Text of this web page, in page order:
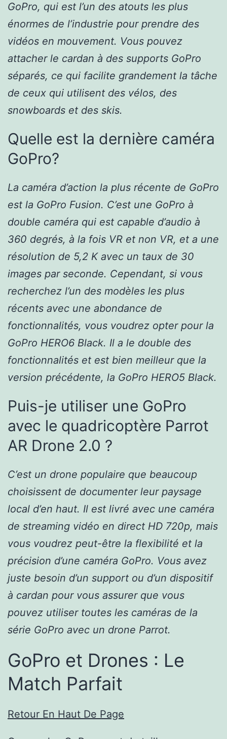
GoPro, qui est l’un des atouts les plus
énormes de l’industrie pour prendre des
vidéos en mouvement. Vous pouvez
attacher le cardan à des supports GoPro
séparés, ce qui facilite grandement la tâche
de ceux qui utilisent des vélos, des
snowboards et des skis.
Quelle est la dernière caméra
GoPro?
La caméra d’action la plus récente de GoPro
est la GoPro Fusion. C’est une GoPro à
double caméra qui est capable d’audio à
360 degrés, à la fois VR et non VR, et a une
résolution de 5,2 K avec un taux de 30
images par seconde. Cependant, si vous
recherchez l’un des modèles les plus
récents avec une abondance de
fonctionnalités, vous voudrez opter pour la
GoPro HERO6 Black. Il a le double des
fonctionnalités et est bien meilleur que la
version précédente, la GoPro HERO5 Black.
Puis-je utiliser une GoPro
avec le quadricoptère Parrot
AR Drone 2.0 ?
C’est un drone populaire que beaucoup
choisissent de documenter leur paysage
local d’en haut. Il est livré avec une caméra
de streaming vidéo en direct HD 720p, mais
vous voudrez peut-être la flexibilité et la
précision d’une caméra GoPro. Vous avez
juste besoin d’un support ou d’un dispositif
à cardan pour vous assurer que vous
pouvez utiliser toutes les caméras de la
série GoPro avec un drone Parrot.
GoPro et Drones : Le
Match Parfait
Retour En Haut De Page